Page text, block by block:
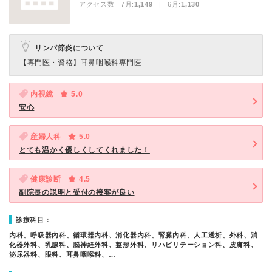
アクセス数 7月:1,149 | 6月:1,130
リンパ節炎について
【専門医・資格】 耳鼻咽喉科専門医
内視鏡
5.0
安心
産婦人科
5.0
とても温かく優しくしてくれました！
健康診断
4.5
副院長の説明と受付の接客が良い
診療科目：
内科、呼吸器内科、循環器内科、消化器内科、腎臓内科、人工透析、外科、消
化器外科、乳腺科、脳神経外科、整形外科、リハビリテーション科、皮膚科、
泌尿器科、眼科、耳鼻咽喉科、…